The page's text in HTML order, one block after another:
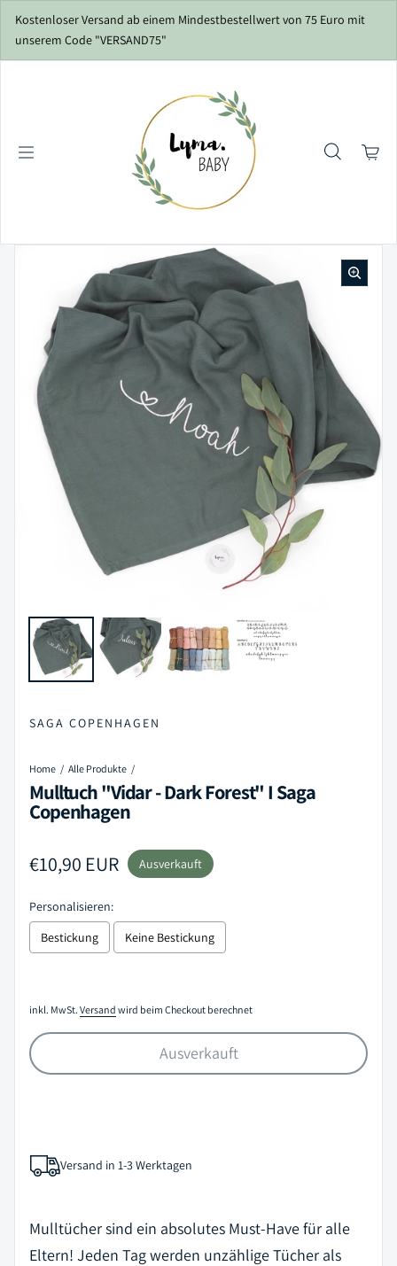
Kostenloser Versand ab einem Mindestbestellwert von 75 Euro mit
unserem Code "VERSAND75"
SAGA COPENHAGEN
Home Alle Produkte
Mulltuch "Vidar - Dark Forest" I Saga
Copenhagen
Regulärer Preis
€10,90 EUR Ausverkauft
Personalisieren:
Bestickung
Keine Bestickung
inkl. MwSt. Versand wird beim Checkout berechnet
Ausverkauft
Versand in 1-3 Werktagen
Mulltücher sind ein absolutes Must-Have für alle
Eltern! Jeden Tag werden unzählige Tücher als